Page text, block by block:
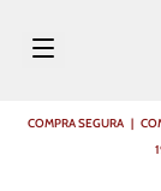
COMPRA SEGURA |